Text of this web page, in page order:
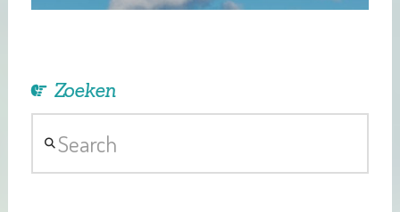
Zoeken